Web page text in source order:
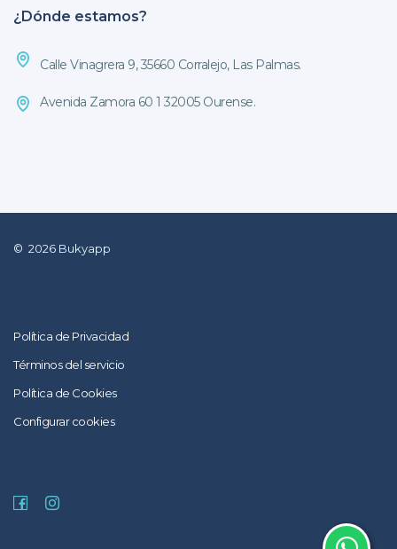
¿Dónde estamos?
Calle Vinagrera 9, 35660 Corralejo, Las Palmas.
Avenida Zamora 60 1 32005 Ourense.
© 2026 Bukyapp
Política de Privacidad
Términos del servicio
Política de Cookies
Configurar cookies